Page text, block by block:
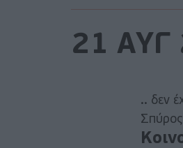
21 ΑΥΓ
.. δεν
Σπύρος